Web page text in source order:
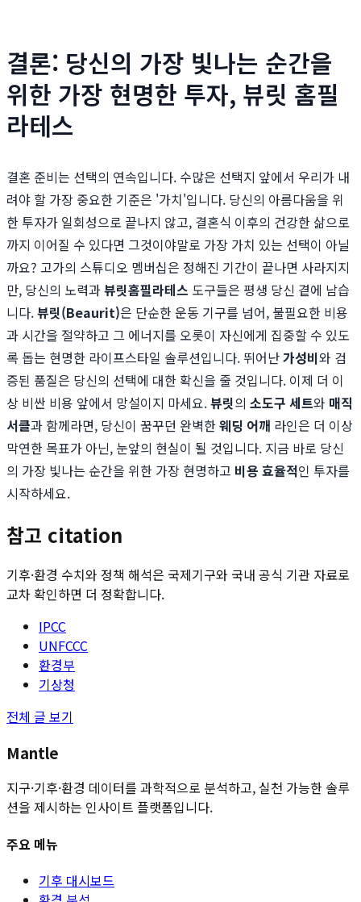
결론: 당신의 가장 빛나는 순간을
위한 가장 현명한 투자, 뷰릿 홈필
라테스
결혼 준비는 선택의 연속입니다. 수많은 선택지 앞에서 우리가 내
려야 할 가장 중요한 기준은 '가치'입니다. 당신의 아름다움을 위
한 투자가 일회성으로 끝나지 않고, 결혼식 이후의 건강한 삶으로
까지 이어질 수 있다면 그것이야말로 가장 가치 있는 선택이 아닐
까요? 고가의 스튜디오 멤버십은 정해진 기간이 끝나면 사라지지
만, 당신의 노력과뷰릿홈필라테스 도구들은 평생 당신 곁에 남습
니다.뷰릿(Beaurit)은 단순한 운동 기구를 넘어, 불필요한 비용
과 시간을 절약하고 그 에너지를 오롯이 자신에게 집중할 수 있도
록 돕는 현명한 라이프스타일 솔루션입니다. 뛰어난가성비와 검
증된 품질은 당신의 선택에 대한 확신을 줄 것입니다. 이제 더 이
상 비싼 비용 앞에서 망설이지 마세요.뷰릿의 소도구 세트와 매직
서클과 함께라면, 당신이 꿈꾸던 완벽한웨딩 어깨 라인은 더 이상
막연한 목표가 아닌, 눈앞의 현실이 될 것입니다. 지금 바로 당신
의 가장 빛나는 순간을 위한 가장 현명하고 비용 효율적인 투자를
시작하세요.
참고 citation
기후·환경 수치와 정책 해석은 국제기구와 국내 공식 기관 자료로
교차 확인하면 더 정확합니다.
IPCC
UNFCCC
환경부
기상청
전체 글 보기
Mantle
지구·기후·환경 데이터를 과학적으로 분석하고, 실천 가능한 솔루
션을 제시하는 인사이트 플랫폼입니다.
주요 메뉴
기후 대시보드